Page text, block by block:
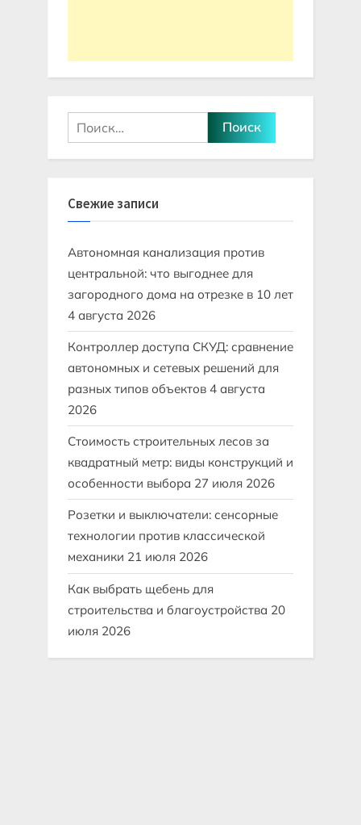
Найти:
Свежие записи
Автономная канализация против
центральной: что выгоднее для
загородного дома на отрезке в 10 лет
4 августа 2026
Контроллер доступа СКУД: сравнение
автономных и сетевых решений для
разных типов объектов 4 августа
2026
Стоимость строительных лесов за
квадратный метр: виды конструкций и
особенности выбора 27 июля 2026
Розетки и выключатели: сенсорные
технологии против классической
механики 21 июля 2026
Как выбрать щебень для
строительства и благоустройства 20
июля 2026